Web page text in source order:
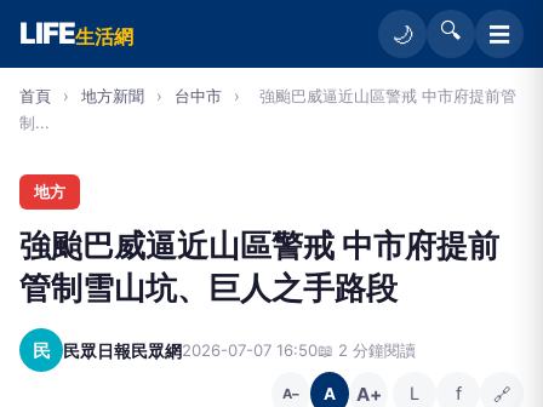
LIFE生活網 🌙 🔍 ☰
首頁 › 地方新聞 › 台中市 ›
強颱巴威逼近山區警戒 中市府提前管
制...
地方
強颱巴威逼近山區警戒 中市府提前
管制雪山坑、巨人之手路段
民 民眾日報民眾網2026-07-07 16:50📖 2 分鐘閱讀
A− A A+ L f 🔗